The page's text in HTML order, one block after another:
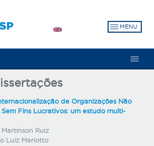
MENU
de Organizações Não
Fins Lucrativos: um estudo multi-
Ruiz
Luiz Mariotto